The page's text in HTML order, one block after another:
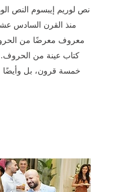
نص لوريم إيبسوم النص
منذ القرن السادس
معروف معرضًا من
كتاب عينة من
خمسة قرون، بل وأيضًا